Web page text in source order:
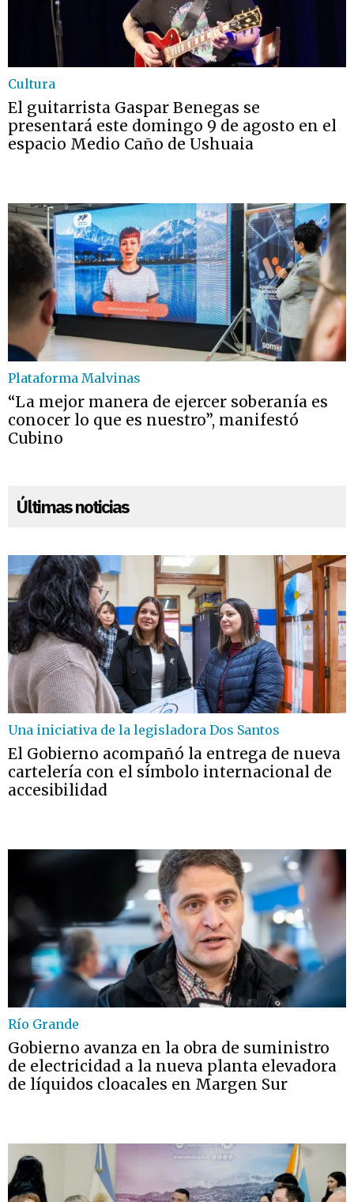
Cultura
El guitarrista Gaspar Benegas se
presentará este domingo 9 de agosto en el
espacio Medio Caño de Ushuaia
Plataforma Malvinas
“La mejor manera de ejercer soberanía es
conocer lo que es nuestro”, manifestó
Cubino
Últimas noticias
Una iniciativa de la legisladora Dos Santos
El Gobierno acompañó la entrega de nueva
cartelería con el símbolo internacional de
accesibilidad
Río Grande
Gobierno avanza en la obra de suministro
de electricidad a la nueva planta elevadora
de líquidos cloacales en Margen Sur